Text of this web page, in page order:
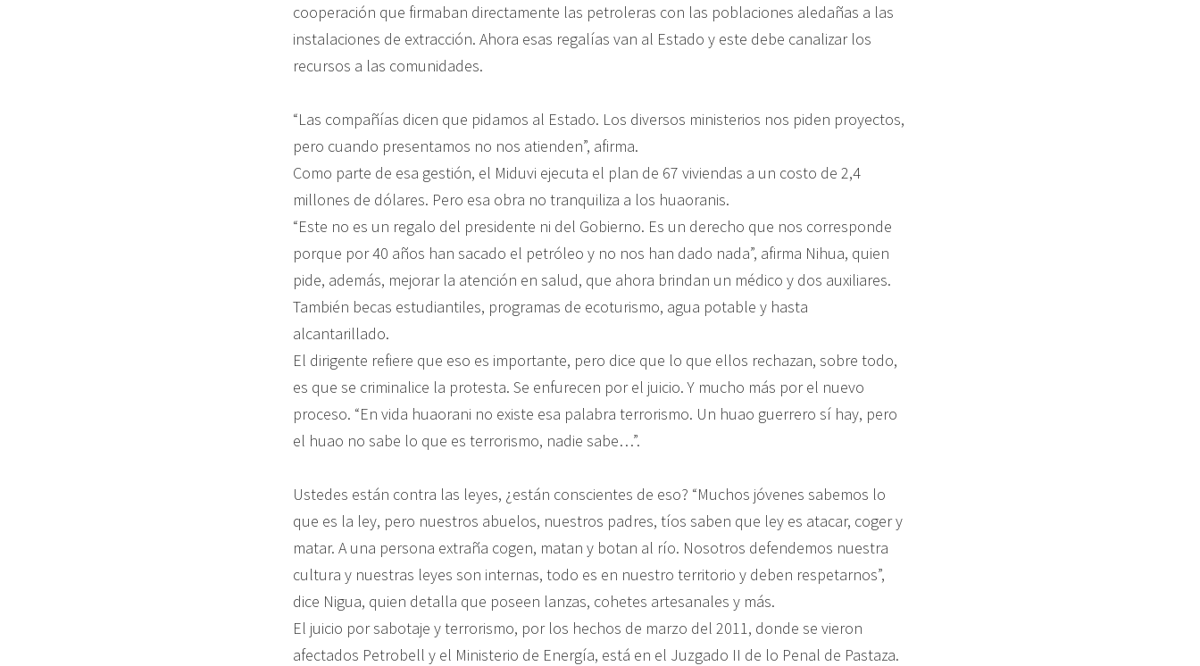
cooperación que firmaban directamente las petroleras con las poblaciones aledañas a las
instalaciones de extracción. Ahora esas regalías van al Estado y este debe canalizar los
recursos a las comunidades.
“Las compañías dicen que pidamos al Estado. Los diversos ministerios nos piden proyectos,
pero cuando presentamos no nos atienden”, afirma.
Como parte de esa gestión, el Miduvi ejecuta el plan de 67 viviendas a un costo de 2,4
millones de dólares. Pero esa obra no tranquiliza a los huaoranis.
“Este no es un regalo del presidente ni del Gobierno. Es un derecho que nos corresponde
porque por 40 años han sacado el petróleo y no nos han dado nada”, afirma Nihua, quien
pide, además, mejorar la atención en salud, que ahora brindan un médico y dos auxiliares.
También becas estudiantiles, programas de ecoturismo, agua potable y hasta
alcantarillado.
El dirigente refiere que eso es importante, pero dice que lo que ellos rechazan, sobre todo,
es que se criminalice la protesta. Se enfurecen por el juicio. Y mucho más por el nuevo
proceso. “En vida huaorani no existe esa palabra terrorismo. Un huao guerrero sí hay, pero
el huao no sabe lo que es terrorismo, nadie sabe…”.
Ustedes están contra las leyes, ¿están conscientes de eso? “Muchos jóvenes sabemos lo
que es la ley, pero nuestros abuelos, nuestros padres, tíos saben que ley es atacar, coger y
matar. A una persona extraña cogen, matan y botan al río. Nosotros defendemos nuestra
cultura y nuestras leyes son internas, todo es en nuestro territorio y deben respetarnos”,
dice Nigua, quien detalla que poseen lanzas, cohetes artesanales y más.
El juicio por sabotaje y terrorismo, por los hechos de marzo del 2011, donde se vieron
afectados Petrobell y el Ministerio de Energía, está en el Juzgado II de lo Penal de Pastaza.